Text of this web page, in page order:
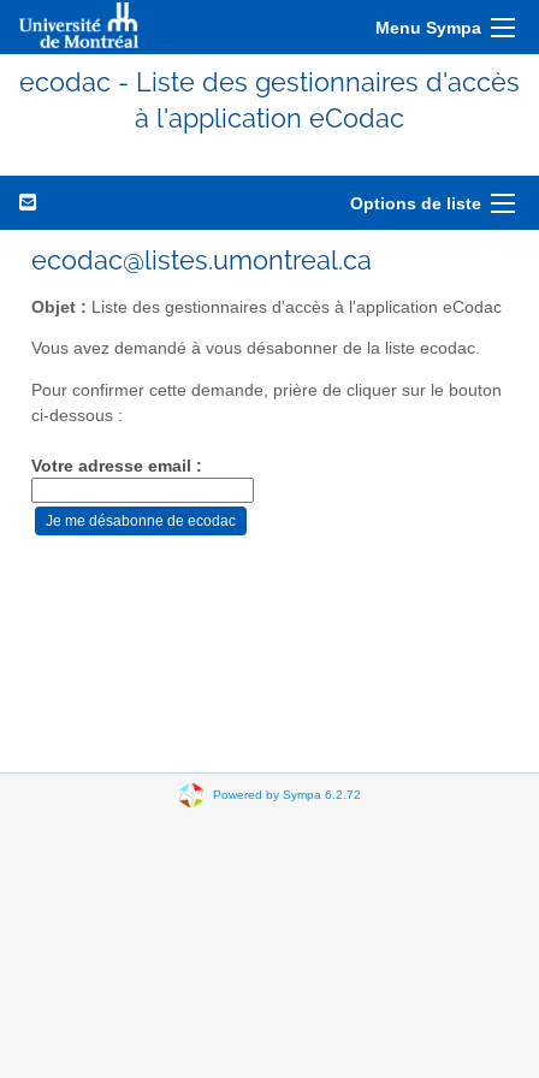
Menu Sympa
ecodac - Liste des gestionnaires d'accès
à l'application eCodac
Options de liste
ecodac@listes.umontreal.ca
Objet : Liste des gestionnaires d'accès à l'application eCodac
Vous avez demandé à vous désabonner de la liste ecodac.
Pour confirmer cette demande, prière de cliquer sur le bouton
ci-dessous :
Votre adresse email :
Powered by Sympa 6.2.72